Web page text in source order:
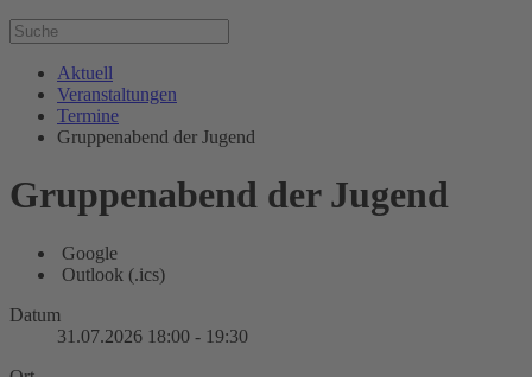
Aktuell
Veranstaltungen
Termine
Gruppenabend der Jugend
Gruppenabend der Jugend
Google
Outlook (.ics)
Datum
31.07.2026 18:00 - 19:30